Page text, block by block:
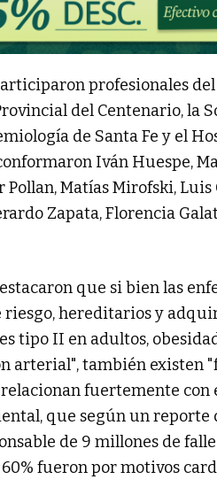
profesionales
del Centenario, la
de Santa Fe y el
Iván Huespe,
Pollan, Matías Mirofski,
Zapata, Florencia
que si bien las
riesgo, hereditarios y
tipo II en adultos,
arterial", también existen
fuertemente con
que según un reporte
de 9 millones de
60% fueron por motivos